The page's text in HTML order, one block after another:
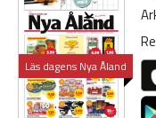
Läs dagens Nya Åland